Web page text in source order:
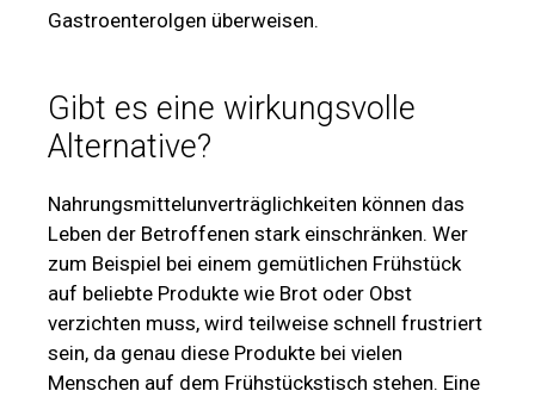
Gastroenterolgen überweisen.
Gibt es eine wirkungsvolle
Alternative?
Nahrungsmittelunverträglichkeiten können das
Leben der Betroffenen stark einschränken. Wer
zum Beispiel bei einem gemütlichen Frühstück
auf beliebte Produkte wie Brot oder Obst
verzichten muss, wird teilweise schnell frustriert
sein, da genau diese Produkte bei vielen
Menschen auf dem Frühstückstisch stehen. Eine